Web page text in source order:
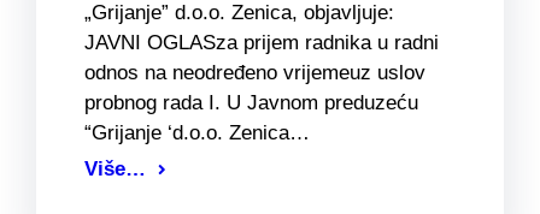
„Grijanje” d.o.o. Zenica, objavljuje:
JAVNI OGLASza prijem radnika u radni
odnos na neodređeno vrijemeuz uslov
probnog rada I. U Javnom preduzeću
“Grijanje ‘d.o.o. Zenica…
Više…